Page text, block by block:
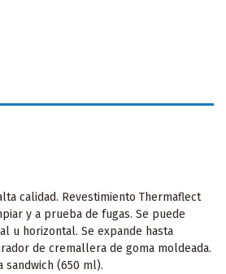
calidad. Revestimiento Thermaflect
y a prueba de fugas. Se puede
u horizontal. Se expande hasta
de cremallera de goma moldeada.
(650 ml).